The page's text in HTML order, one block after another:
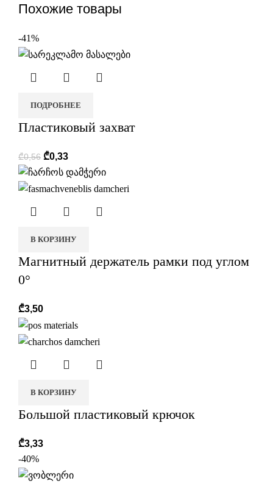
Похожие товары
-41%
ПОДРОБНЕЕ
Пластиковый захват
₾0,56 ₾0,33
В КОРЗИНУ
Магнитный держатель рамки под углом
0°
₾3,50
В КОРЗИНУ
Большой пластиковый крючок
₾3,33
-40%